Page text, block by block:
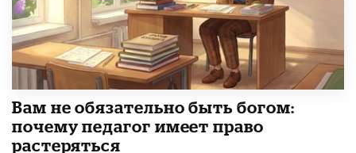
​Вам не обязательно быть богом:
почему педагог имеет право
растеряться